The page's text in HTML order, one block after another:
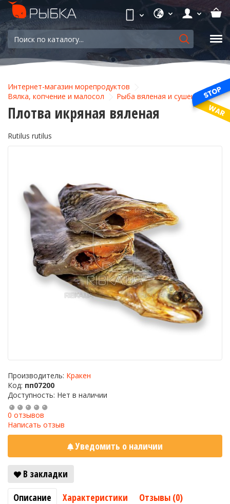
Интернет-магазин морепродуктов
Вялка, копчение и малосол
Рыба вяленая и сушеная
Плотва икряная вяленая
Rutilus rutilus
Производитель: Кракен
Код: пп07200
Доступность: Нет в наличии
0 отзывов
Написать отзыв
Уведомить о наличии
В закладки
Описание
Характеристики Отзывы (0)